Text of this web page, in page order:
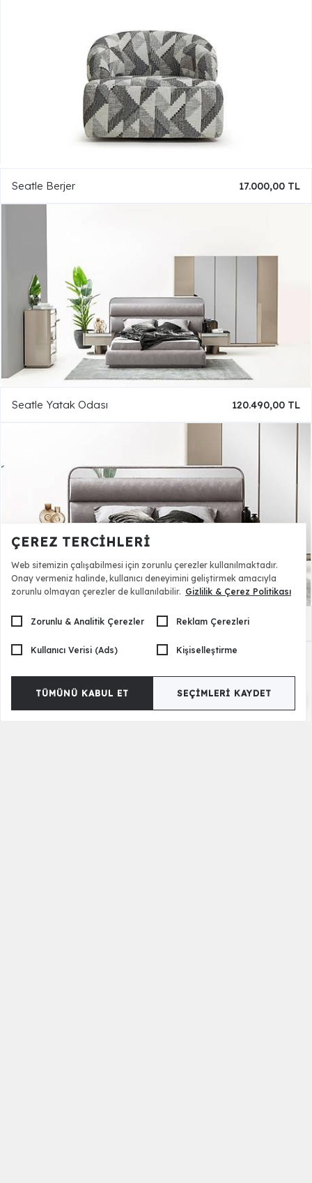
Seatle Berjer 17.000,00 TL
Seatle Yatak Odası 120.490,00 TL
Seatle Karyola ve Başlık 26.000,00 TL
ÇEREZ TERCIHLERI
Web sitemizin çalışabilmesi için zorunlu çerezler kullanılmaktadır.
Onay vermeniz halinde, kullanıcı deneyimini geliştirmek amacıyla
zorunlu olmayan çerezler de kullanılabilir. Gizlilik & Çerez Politikası
Zorunlu & Analitik Çerezler Reklam Çerezleri
Kullanıcı Verisi (Ads) Kişiselleştirme
TÜMÜNÜ KABUL ET SEÇIMLERI KAYDET